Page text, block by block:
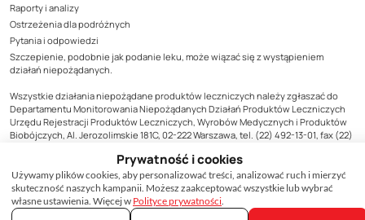
Raporty i analizy
Ostrzeżenia dla podróżnych
Pytania i odpowiedzi
Szczepienie, podobnie jak podanie leku, może wiązać się z wystąpieniem
działań niepożądanych.
Wszystkie działania niepożądane produktów leczniczych należy zgłaszać do
Departamentu Monitorowania Niepożądanych Działań Produktów Leczniczych
Urzędu Rejestracji Produktów Leczniczych, Wyrobów Medycznych i Produktów
Biobójczych, Al. Jerozolimskie 181C, 02-222 Warszawa, tel. (22) 492-13-01, fax (22)
leczniczych lub do podmiotu odpowiedzialnego za produkt, którego zgłoszenie
dotyczy. Formularz zgłoszenia niepożądanego działania produktu leczniczego
dostępny jest na stronie Urzędu www.urpl.gov.pl.
Treści zamieszczone w materiale mają wyłącznie charakter informacyjny, nie
Prywatność i cookies
Używamy plików cookies, aby personalizować treści, analizować ruch i mierzyć
skuteczność naszych kampanii. Możesz zaakceptować wszystkie lub wybrać
własne ustawienia. Więcej w Polityce prywatności.